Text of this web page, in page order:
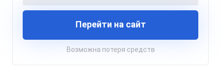
Перейти на сайт
Возможна потеря средств